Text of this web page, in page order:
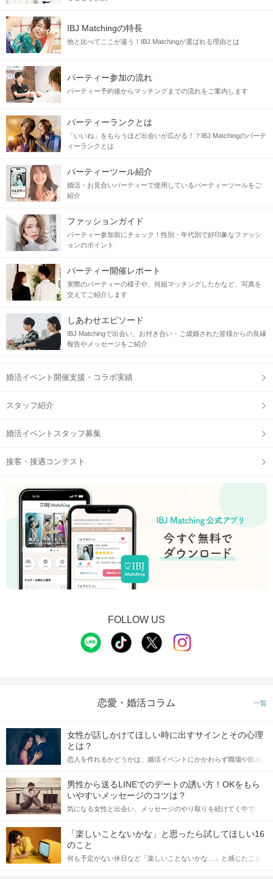
IBJ Matchingの特長
他と比べてここが違う！IBJ Matchingが選ばれる理由とは
パーティー参加の流れ
パーティー予約後からマッチングまでの流れをご案内します
パーティーランクとは
「いいね」をもらうほど出会いが広がる！？IBJ Matchingのパーテ
ィーランクとは
パーティーツール紹介
婚活・お見合いパーティーで使用しているパーティーツールをご
紹介
ファッションガイド
パーティー参加前にチェック！性別・年代別で好印象なファッシ
ョンのポイント
パーティー開催レポート
実際のパーティーの様子や、何組マッチングしたかなど、写真を
交えてご紹介します
しあわせエピソード
IBJ Matchingで出会い、お付き合い・ご成婚された皆様からの良縁
報告やメッセージをご紹介
婚活イベント開催支援・コラボ実績
スタッフ紹介
婚活イベントスタッフ募集
接客・接遇コンテスト
FOLLOW US
恋愛・婚活コラム 一覧
女性が話しかけてほしい時に出すサインとその心理
とは？
恋人を作れるかどうかは、婚活イベントにかかわらず職場や飲み
てアプローチできるかにも左右されます。 これから恋人作りを本
格的に始めようとしている方は、女性が異性を求めて出すサイン
をしっかりと理解し、正しい行動に移せるかどうかが重要。 この
記事では、女性が話しかけて欲しい時に出すサインとその心理を
合にどのような行動に繋げるべきかをご紹介していきます。
男性から送るLINEでのデートの誘い方！OKをもら
いやすいメッセージのコツは？
気になる女性と出会い、メッセージのやり取りを続けてく中で
しかし、中には「どう誘ったらいいの？」とお困りの男性もいら
っしゃるのではないでしょうか。 そこで今回は、男性から女性へ
送るLINEでのデートの誘い方のコツをご紹介します。例文も混じ
えながら解説するので、ぜひ参考にしてください。
「楽しいことないかな」と思ったら試してほしい16
のこと
何も予定がない休日など「楽しいことないかな…」と感じたこと